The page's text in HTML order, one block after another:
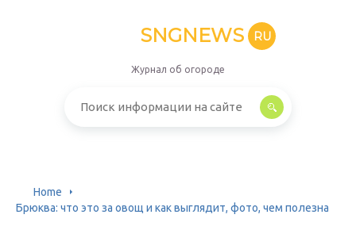
SNGNEWS RU
Журнал об огороде
Home
Брюква: что это за овощ и как выглядит, фото, чем полезна